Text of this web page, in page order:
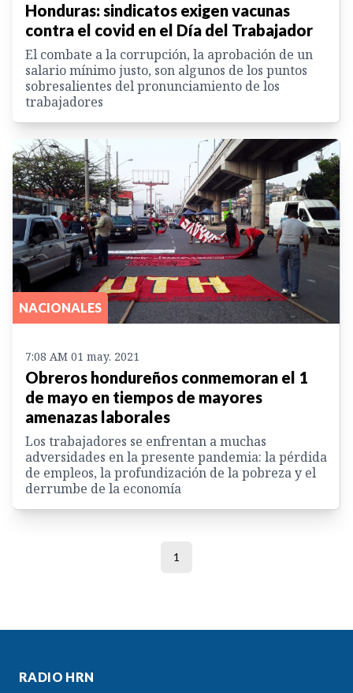
Honduras: sindicatos exigen vacunas
contra el covid en el Día del Trabajador
El combate a la corrupción, la aprobación de un
salario mínimo justo, son algunos de los puntos
sobresalientes del pronunciamiento de los
trabajadores
NACIONALES
7:08 AM 01 may. 2021
Obreros hondureños conmemoran el 1
de mayo en tiempos de mayores
amenazas laborales
Los trabajadores se enfrentan a muchas
adversidades en la presente pandemia: la pérdida
de empleos, la profundización de la pobreza y el
derrumbe de la economía
1
RADIO HRN